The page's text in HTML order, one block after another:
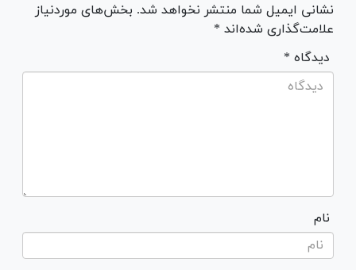
نشانی ایمیل شما منتشر نخواهد شد. بخش‌های موردنیاز
علامت‌گذاری شده‌اند *
* دیدگاه
نام